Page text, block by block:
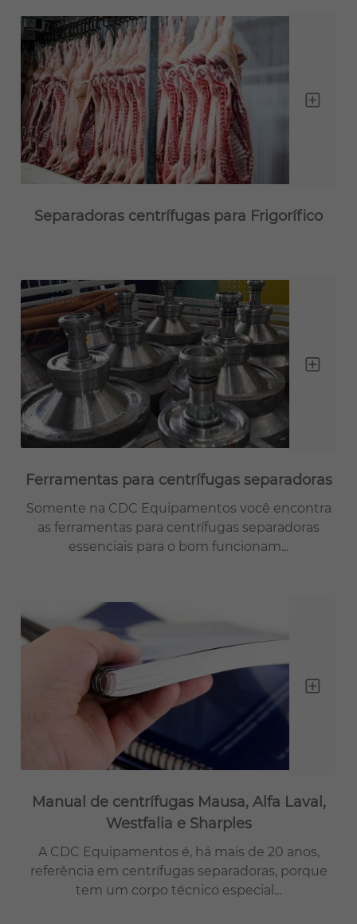
Separadoras centrífugas para Frigorífico
Ferramentas para centrífugas separadoras
Somente na CDC Equipamentos você encontra
as ferramentas para centrífugas separadoras
essenciais para o bom funcionam...
Manual de centrífugas Mausa, Alfa Laval,
Westfalia e Sharples
A CDC Equipamentos é, há mais de 20 anos,
referência em centrífugas separadoras, porque
tem um corpo técnico especial...